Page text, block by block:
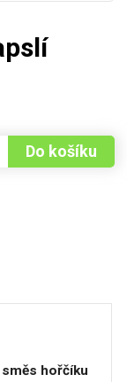
Do košíku
hořčíku